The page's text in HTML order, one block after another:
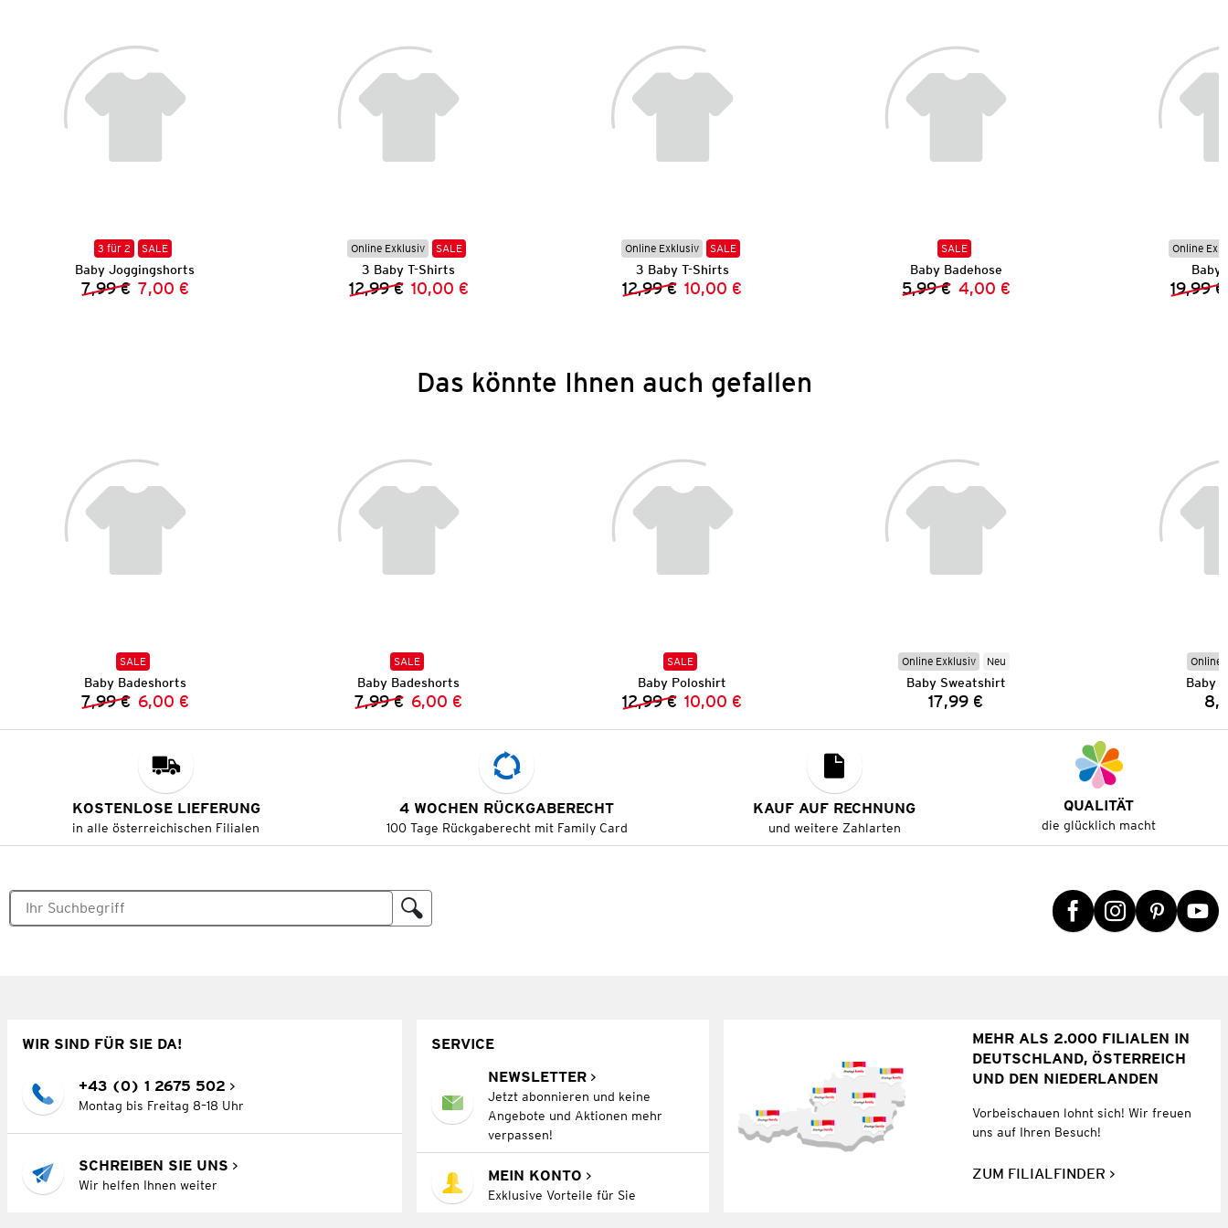
3 für 2 SALE
Baby Joggingshorts
Vorheriger Preis:
7,99 € Neuer Preis:
7,00 €
Online Exklusiv SALE
3 Baby T-Shirts
Vorheriger Preis:
12,99 € Neuer Preis:
10,00 €
Online Exklusiv SALE
3 Baby T-Shirts
Vorheriger Preis:
12,99 € Neuer Preis:
10,00 €
SALE
Baby Badehose
Vorheriger Preis:
5,99 € Neuer Preis:
4,00 €
Online
Baby
19,99 €
Das könnte Ihnen auch gefallen
SALE
Baby Badeshorts
Vorheriger Preis:
7,99 € Neuer Preis:
6,00 €
SALE
Baby Badeshorts
Vorheriger Preis:
7,99 € Neuer Preis:
6,00 €
SALE
Baby Poloshirt
Vorheriger Preis:
12,99 € Neuer Preis:
10,00 €
Online Exklusiv Neu
Baby Sweatshirt
Preis:
17,99 €
Online
Baby
KOSTENLOSE LIEFERUNG
in alle österreichischen Filialen
4 WOCHEN RÜCKGABERECHT
100 Tage Rückgaberecht mit Family Card
KAUF AUF RECHNUNG
und weitere Zahlarten
QUALITÄT
die glücklich macht
WIR SIND FÜR SIE DA!
+43 (0) 1 2675 502
Montag bis Freitag 8–18 Uhr
SCHREIBEN SIE UNS
Wir helfen Ihnen weiter
SERVICE
NEWSLETTER
Jetzt abonnieren und keine
Angebote und Aktionen mehr
verpassen!
MEIN KONTO
Exklusive Vorteile für Sie
MEHR ALS 2.000 FILIALEN IN
DEUTSCHLAND, ÖSTERREICH
UND DEN NIEDERLANDEN
Vorbeischauen lohnt sich! Wir freuen
uns auf Ihren Besuch!
ZUM FILIALFINDER